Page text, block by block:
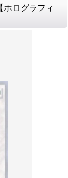
ホログラフィ